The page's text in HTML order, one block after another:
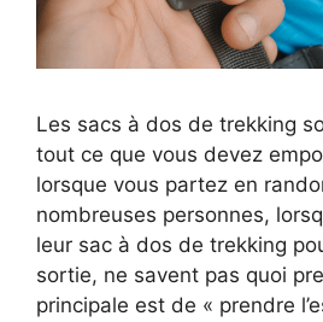
Les sacs à dos de trekking
tout ce que vous devez
lorsque vous partez en
nombreuses personnes,
leur sac à dos de trekking
sortie, ne savent pas quoi
principale est de « prendre